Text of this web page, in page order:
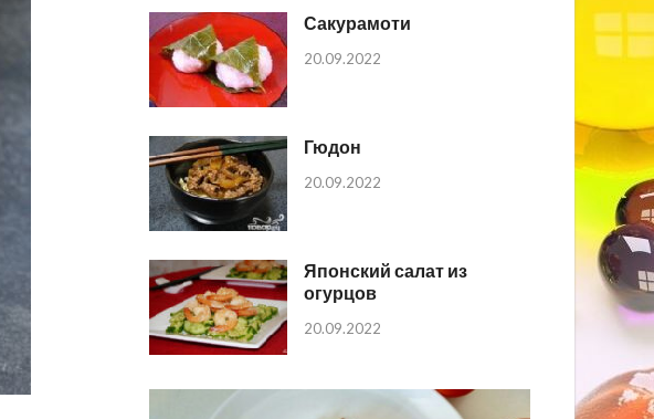
Сакурамоти
20.09.2022
Гюдон
20.09.2022
Японский салат из
огурцов
20.09.2022